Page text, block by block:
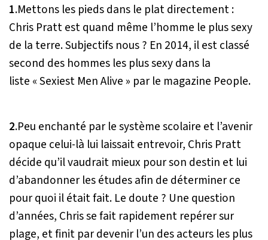
1.Mettons les pieds dans le plat directement :
Chris Pratt est quand même l’homme le plus sexy
de la terre. Subjectifs nous ? En 2014, il est classé
second des hommes les plus sexy dans la
liste « Sexiest Men Alive » par le magazine People.
2.Peu enchanté par le système scolaire et l’avenir
opaque celui-là lui laissait entrevoir, Chris Pratt
décide qu’il vaudrait mieux pour son destin et lui
d’abandonner les études afin de déterminer ce
pour quoi il était fait. Le doute ? Une question
d’années, Chris se fait rapidement repérer sur
plage, et finit par devenir l’un des acteurs les plus